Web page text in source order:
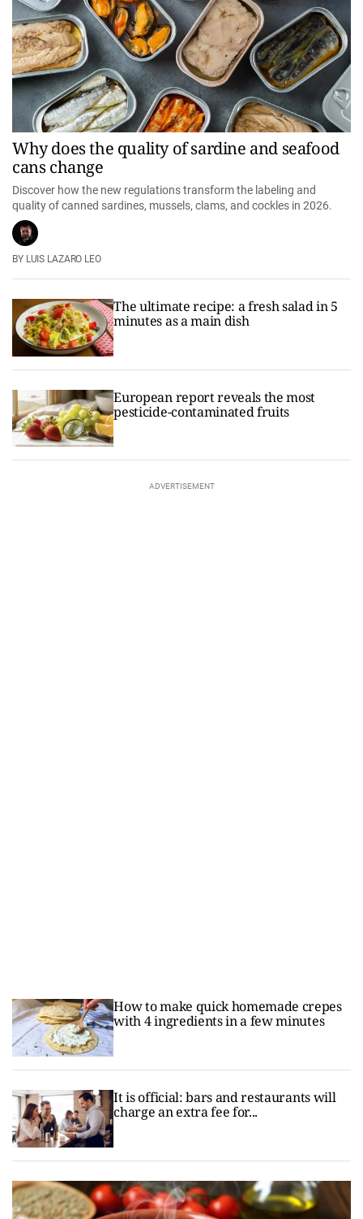
Why does the quality of sardine and seafood
cans change
Discover how the new regulations transform the labeling and
quality of canned sardines, mussels, clams, and cockles in 2026.
LUIS LAZARO LEO
The ultimate recipe: a fresh salad in 5
minutes as a main dish
European report reveals the most
pesticide-contaminated fruits
How to make quick homemade crepes
with 4 ingredients in a few minutes
It is official: bars and restaurants will
charge an extra fee for...